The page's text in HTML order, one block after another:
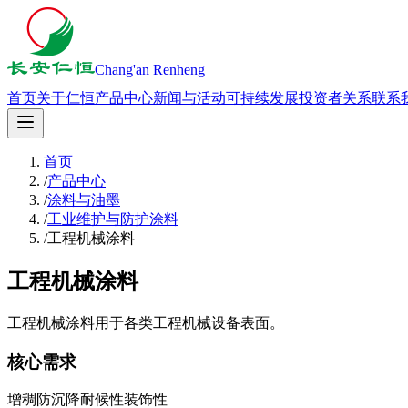
Chang'an Renheng
首页关于仁恒产品中心新闻与活动可持续发展投资者关系联系
首页
/产品中心
/涂料与油墨
/工业维护与防护涂料
/工程机械涂料
工程机械涂料
工程机械涂料用于各类工程机械设备表面。
核心需求
增稠 防沉降耐候性装饰性